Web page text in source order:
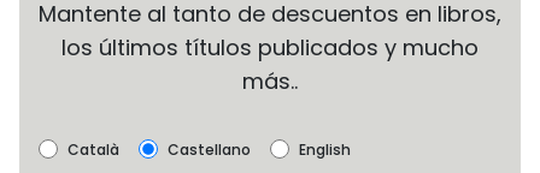
Mantente al tanto de descuentos en libros,
los últimos títulos publicados y mucho
más..
Català Castellano English